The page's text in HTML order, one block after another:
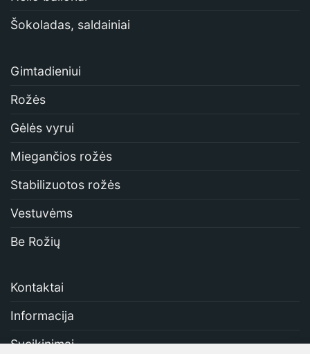
Šokoladas, saldainiai
Gimtadieniui
Rožės
Gėlės vyrui
Miegančios rožės
Stabilizuotos rožės
Vestuvėms
Be Rožių
Kontaktai
Informacija
Sveikinimai